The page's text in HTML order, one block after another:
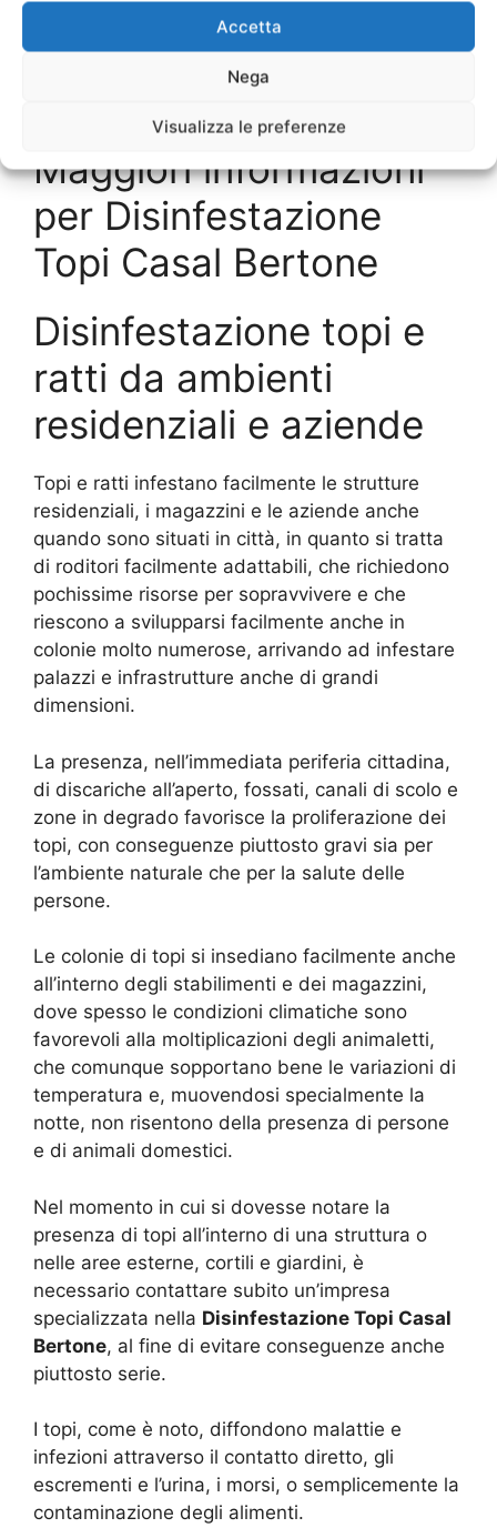
Accetta
Nega
Visualizza le preferenze
Disinfestazioni VilleCasal Bertone
SCRIVICI
Maggiori informazioni
per Disinfestazione
Topi Casal Bertone
Disinfestazione topi e
ratti da ambienti
residenziali e aziende
Topi e ratti infestano facilmente le strutture
residenziali, i magazzini e le aziende anche
quando sono situati in città, in quanto si tratta
di roditori facilmente adattabili, che richiedono
pochissime risorse per sopravvivere e che
riescono a svilupparsi facilmente anche in
colonie molto numerose, arrivando ad infestare
palazzi e infrastrutture anche di grandi
dimensioni.
La presenza, nell’immediata periferia cittadina,
di discariche all’aperto, fossati, canali di scolo e
zone in degrado favorisce la proliferazione dei
topi, con conseguenze piuttosto gravi sia per
l’ambiente naturale che per la salute delle
persone.
Le colonie di topi si insediano facilmente anche
all’interno degli stabilimenti e dei magazzini,
dove spesso le condizioni climatiche sono
favorevoli alla moltiplicazioni degli animaletti,
che comunque sopportano bene le variazioni di
temperatura e, muovendosi specialmente la
notte, non risentono della presenza di persone
e di animali domestici.
Nel momento in cui si dovesse notare la
presenza di topi all’interno di una struttura o
nelle aree esterne, cortili e giardini, è
necessario contattare subito un’impresa
specializzata nella Disinfestazione Topi Casal
Bertone, al fine di evitare conseguenze anche
piuttosto serie.
I topi, come è noto, diffondono malattie e
infezioni attraverso il contatto diretto, gli
escrementi e l’urina, i morsi, o semplicemente la
contaminazione degli alimenti.